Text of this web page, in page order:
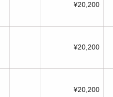
¥20,200
¥20,200
¥20,200